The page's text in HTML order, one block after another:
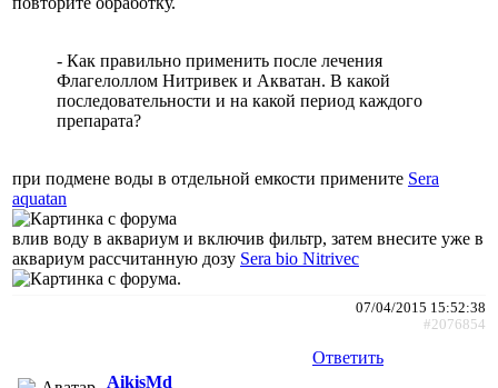
- Как правильно применить после лечения
Флагелоллом Нитривек и Акватан. В какой
последовательности и на какой период каждого
препарата?
при подмене воды в отдельной емкости примените Sera
aquatan
влив воду в аквариум и включив фильтр, затем внесите уже в
аквариум рассчитанную дозу Sera bio Nitrivec
.
07/04/2015 15:52:38
#2076854
Ответить
AikisMd